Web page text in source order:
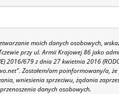
moich danych osobowych,
przy ul. Armii Krajowej 86 jako
2016/679 z dnia 27 kwietnia 2016
Zostałem/am poinformowany/a,
wniesienia sprzeciwu, żądania
danych osobowych.